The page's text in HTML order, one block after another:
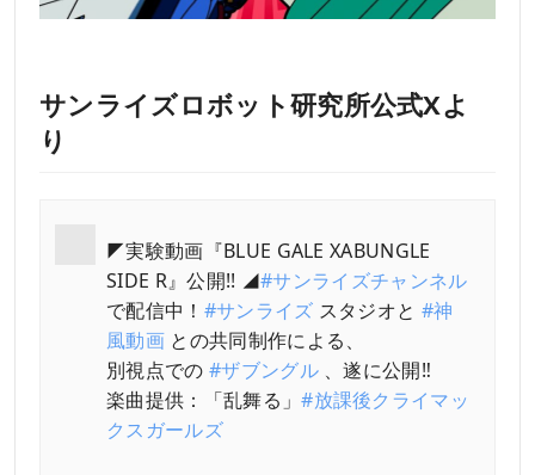
サンライズロボット研究所公式Xよ
り
◤実験動画『BLUE GALE XABUNGLE
SIDE R』公開!! ◢#サンライズチャンネル
で配信中！ #サンライズ スタジオと #神
風動画との共同制作による、
別視点での #ザブングル、遂に公開‼
楽曲提供：「乱舞る」#放課後クライマッ
クスガールズ